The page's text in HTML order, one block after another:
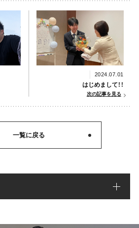
2024.07.01
はじめまして！！
次の記事を見る
一覧に戻る